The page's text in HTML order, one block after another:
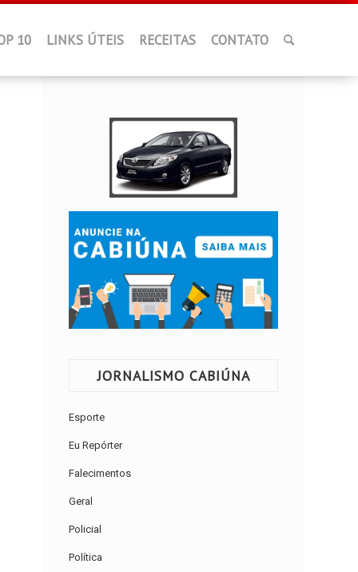
10 LINKS ÚTEIS RECEITAS CONTATO
JORNALISMO CABIÚNA
Esporte
Eu Repórter
Falecimentos
Geral
Policial
Política